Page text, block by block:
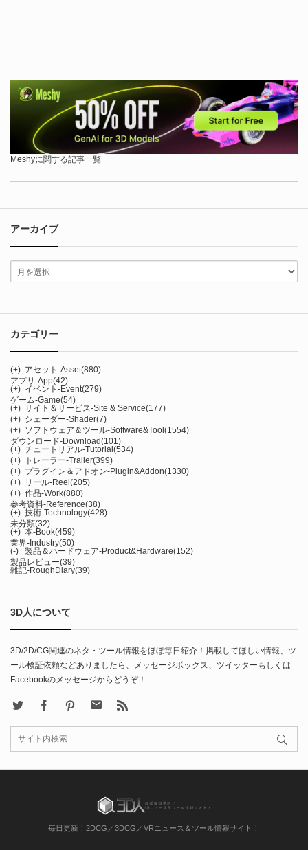
Meshyに関する記事一覧
アーカイブ
カテゴリー
(+) アセット-Asset(880)
アプリ-App(42)
(+) イベント-Event(279)
ゲーム-Game(54)
(+) サイト＆サービス-Site & Service(177)
(+) シェーダー-Shader(7)
(+) ソフトウェア＆ツール-Software&Tool(1554)
ダウンロード-Download(101)
(+) チュートリアル-Tutorial(534)
(+)
トレーラー-Trailer(399)
(+) プラグイン＆アドオン-Plugin&Addon(1330)
(+) リール-Reel(205)
(+) 作品-Work(880)
参考資料-Reference(38)
(+) 技術-Technology(428)
未分類(32)
(+) 本-Book(459)
業界-Industry(50)
(-)
製品＆ハードウェア-Product&Hardware(152)
製品レビュー(39)
雑記-RoughDiary(39)
3D人について
3D/2D/CG関連のネタ・ツール情報をほぼ毎日紹介！掲載してほしい情報、ツ
ール検証依頼などありましたら、メッセージボックス、ツイッターもしくは
Facebookのメッセージからどうぞ！
FacebookPinterest Contact
毎日更新！2DCG／3DCG／VRニュース＆ツール情報サイト！